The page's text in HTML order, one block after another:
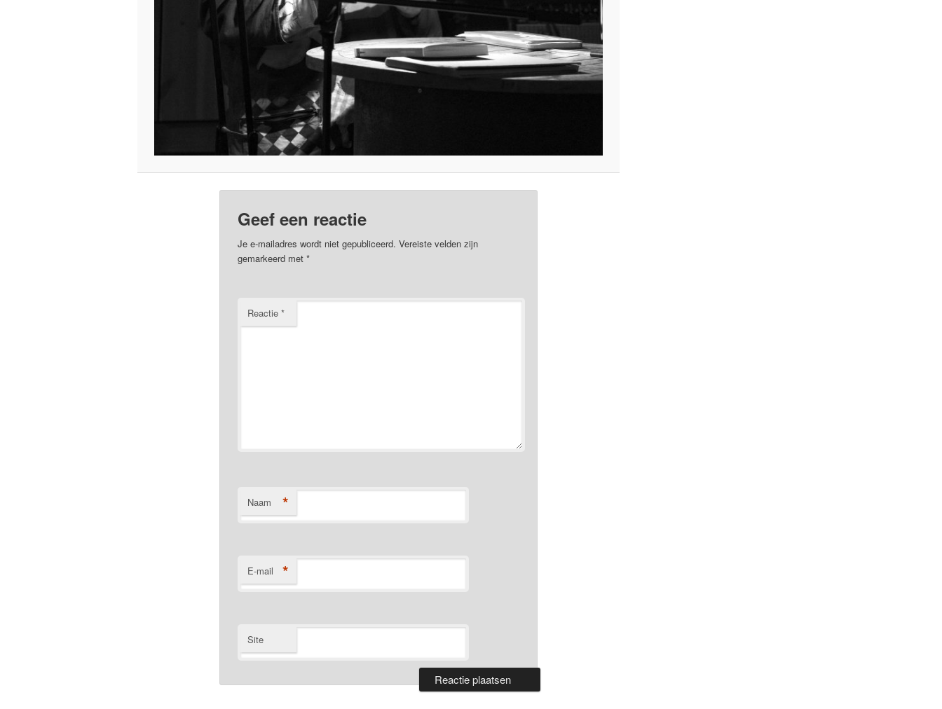
Geef een reactie
Je e-mailadres wordt niet gepubliceerd. Vereiste velden zijn
gemarkeerd met *
Reactie *
Naam *
E-mail *
Site